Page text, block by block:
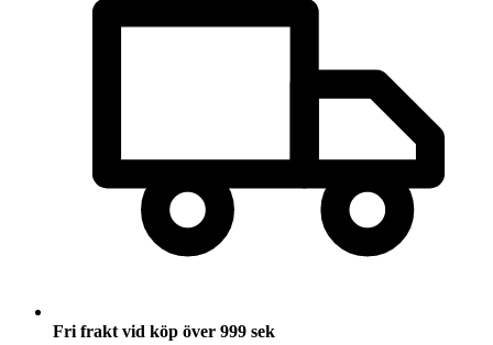
Fri frakt vid köp över 999 sek